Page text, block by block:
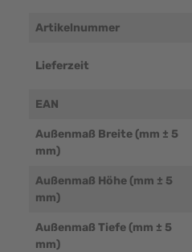
Artikelnummer
Lieferzeit
EAN
Außenmaß Breite (mm ± 5
mm)
Außenmaß Höhe (mm ± 5
mm)
Außenmaß Tiefe (mm ± 5
mm)